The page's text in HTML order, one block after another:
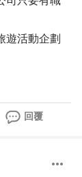
遊活動企劃
回覆